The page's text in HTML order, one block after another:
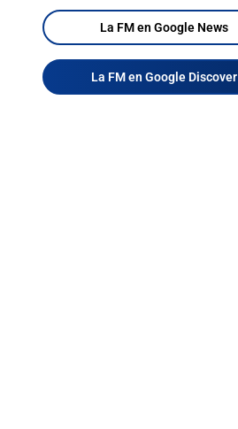
La FM en Google News
La FM en Google Discover